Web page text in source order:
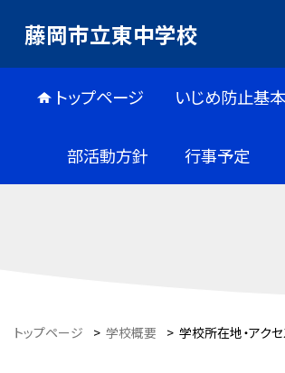
藤岡市立東中学校
トップページ いじめ防止基
部活動方針 行事予定
トップページ > 学校概要 > 学校所在地・アク